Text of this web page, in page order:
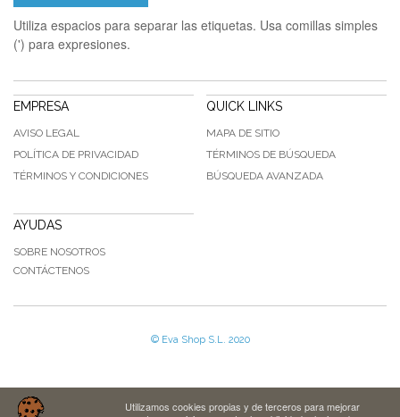
Utiliza espacios para separar las etiquetas. Usa comillas simples
(') para expresiones.
EMPRESA
AVISO LEGAL
POLÍTICA DE PRIVACIDAD
TÉRMINOS Y CONDICIONES
QUICK LINKS
MAPA DE SITIO
TÉRMINOS DE BÚSQUEDA
BÚSQUEDA AVANZADA
AYUDAS
SOBRE NOSOTROS
CONTÁCTENOS
© Eva Shop S.L. 2020
Utilizamos cookies propias y de terceros para mejorar